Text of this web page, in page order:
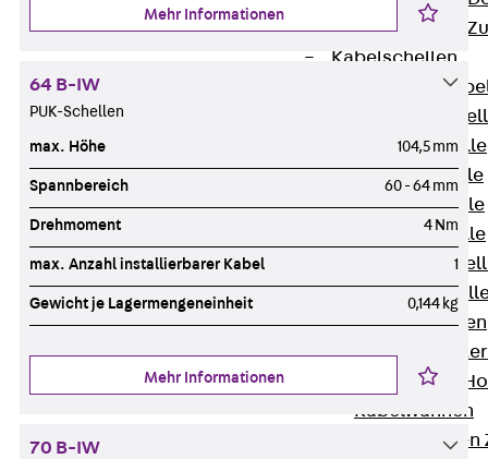
Bodenkanal-
Kabelschellen
AC
H Kabelschelle
S Kabelschelle
B Kabelschelle
U Kabelschelle
RU
W
HK Kabelhaken
KH Kabelhalter
Hohlleiter-/
Kabelwannen
Kabelschellen
Mehr Informationen
64 B-IW
PUK-Schellen
max. Höhe 104,5 mm
Spannbereich 60 - 64 mm
Drehmoment 4 Nm
max. Anzahl installierbarer Kabel 1
Gewicht je Lagermengeneinheit 0,144 kg
Mehr Informationen
70 B-IW